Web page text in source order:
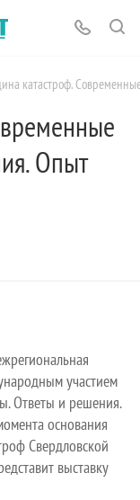
катастроф.
Опыт
участием
Ответы и решения.
основания
Свердловской
выставку